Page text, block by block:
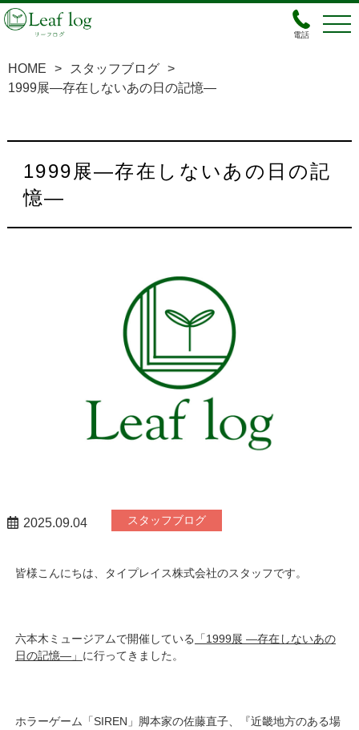
電話
HOME > スタッフブログ >
1999展―存在しないあの日の記憶―
1999展―存在しないあの日の記
憶―
2025.09.04 スタッフブログ
皆様こんにちは、タイプレイス株式会社のスタッフです。
六本木ミュージアムで開催している
「1999展 ―存在しないあの
日の記憶―」 に行ってきました。
ホラーゲーム「SIREN」脚本家の佐藤直子、『近畿地方のある場